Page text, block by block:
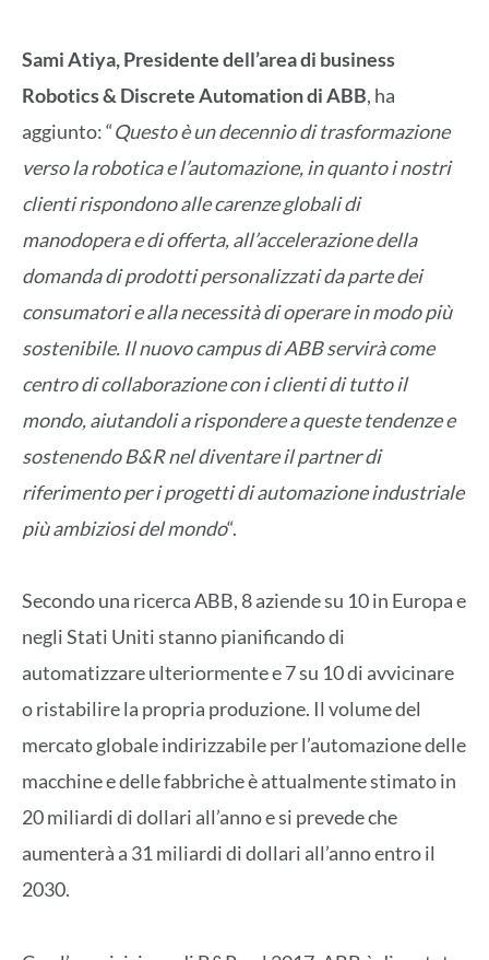
Sami Atiya, Presidente dell’area di business
Robotics & Discrete Automation di ABB, ha
aggiunto: “Questo è un decennio di trasformazione
verso la robotica e l’automazione, in quanto i nostri
clienti rispondono alle carenze globali di
manodopera e di offerta, all’accelerazione della
domanda di prodotti personalizzati da parte dei
consumatori e alla necessità di operare in modo più
sostenibile. Il nuovo campus di ABB servirà come
centro di collaborazione con i clienti di tutto il
mondo, aiutandoli a rispondere a queste tendenze e
sostenendo B&R nel diventare il partner di
riferimento per i progetti di automazione industriale
più ambiziosi del mondo“.
Secondo una ricerca ABB, 8 aziende su 10 in Europa e
negli Stati Uniti stanno pianificando di
automatizzare ulteriormente e 7 su 10 di avvicinare
o ristabilire la propria produzione. Il volume del
mercato globale indirizzabile per l’automazione delle
macchine e delle fabbriche è attualmente stimato in
20 miliardi di dollari all’anno e si prevede che
aumenterà a 31 miliardi di dollari all’anno entro il
2030.